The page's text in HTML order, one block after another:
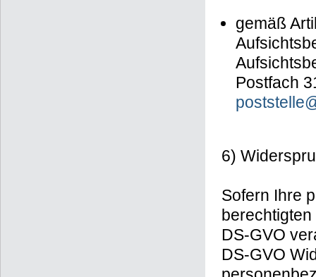
gemäß
Postfach
6)
Sofern Ihre
DS-GVO
DS-GVO